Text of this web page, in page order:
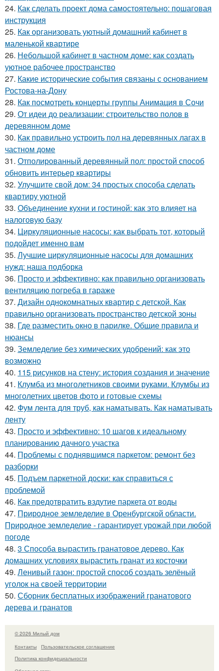
24. Как сделать проект дома самостоятельно: пошаговая
инструкция
25. Как организовать уютный домашний кабинет в
маленькой квартире
26. Небольшой кабинет в частном доме: как создать
уютное рабочее пространство
27. Какие исторические события связаны с основанием
Ростова-на-Дону
28. Как посмотреть концерты группы Анимация в Сочи
29. От идеи до реализации: строительство полов в
деревянном доме
30. Как правильно устроить пол на деревянных лагах в
частном доме
31. Отполированный деревянный пол: простой способ
обновить интерьер квартиры
32. Улучшите свой дом: 34 простых способа сделать
квартиру уютной
33. Объединение кухни и гостиной: как это влияет на
налоговую базу
34. Циркуляционные насосы: как выбрать тот, который
подойдет именно вам
35. Лучшие циркуляционные насосы для домашних
нужд: наша подборка
36. Просто и эффективно: как правильно организовать
вентиляцию погреба в гараже
37. Дизайн однокомнатных квартир с детской. Как
правильно организовать пространство детской зоны
38. Где разместить окно в парилке. Общие правила и
нюансы
39. Земледелие без химических удобрений: как это
возможно
40. 115 рисунков на стену: история создания и значение
41. Клумба из многолетников своими руками. Клумбы из
многолетних цветов фото и готовые схемы
42. Фум лента для труб, как наматывать. Как наматывать
ленту
43. Просто и эффективно: 10 шагов к идеальному
планированию дачного участка
44. Проблемы с поднявшимся паркетом: ремонт без
разборки
45. Подъем паркетной доски: как справиться с
проблемой
46. Как предотвратить вздутие паркета от воды
47. Природное земледелие в Оренбургской области.
Природное земледелие - гарантирует урожай при любой
погоде
48. 3 Способа вырастить гранатовое дерево. Как
домашних условиях вырастить гранат из косточки
49. Ленивый газон: простой способ создать зелёный
уголок на своей территории
50. Сборник бесплатных изображений гранатового
дерева и гранатов
© 2026 Милый дом
Контакты
Пользовательское соглашение
Политика конфидециальности